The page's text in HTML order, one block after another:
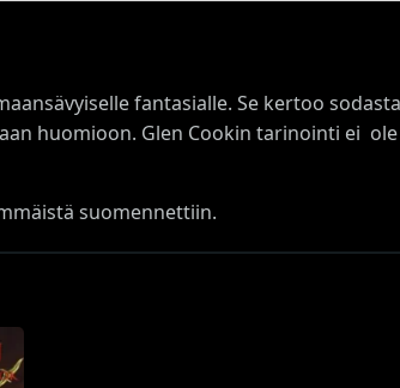
fantasialle. Se kertoo
huomioon. Glen Cookin tarinointi ei
suomennettiin.